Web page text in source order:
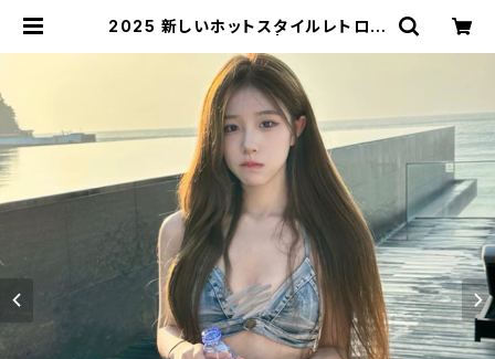
2025 新しいホットスタイルレトロデ
未入荷勢揃い！全品送料無料です♪